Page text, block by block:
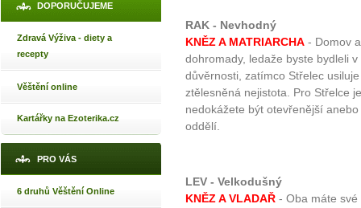
DOPORUČUJEME
Zdravá Výživa - diety a
recepty
Věštění online
Kartářky na Ezoterika.cz
PRO VÁS
6 druhů Věštění Online
RAK - Nevhodný
KNĚZ A MATRIARCHA - Domov
dohromady, ledaže byste bydleli
důvěrnosti, zatímco Střelec
ztělesněná nejistota. Pro Střelce
nedokážete být otevřenější
oddělí.
LEV - Velkodušný
KNĚZ A VLADAŘ - Oba máte